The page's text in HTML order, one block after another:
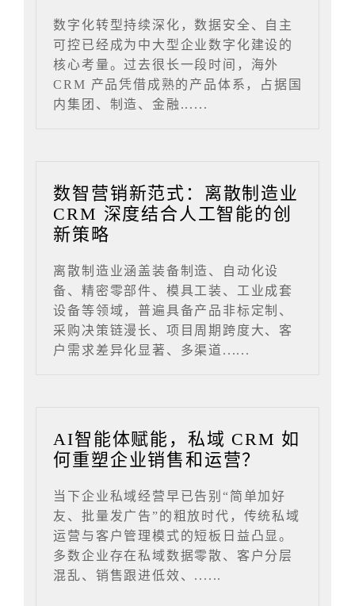
数字化转型持续深化，数据安全、自主
可控已经成为中大型企业数字化建设的
核心考量。过去很长一段时间，海外
CRM 产品凭借成熟的产品体系，占据国
内集团、制造、金融......
数智营销新范式：离散制造业
CRM 深度结合人工智能的创
新策略
离散制造业涵盖装备制造、自动化设
备、精密零部件、模具工装、工业成套
设备等领域，普遍具备产品非标定制、
采购决策链漫长、项目周期跨度大、客
户需求差异化显著、多渠道......
AI智能体赋能，私域 CRM 如
何重塑企业销售和运营？
当下企业私域经营早已告别“简单加好
友、批量发广告”的粗放时代，传统私域
运营与客户管理模式的短板日益凸显。
多数企业存在私域数据零散、客户分层
混乱、销售跟进低效、......